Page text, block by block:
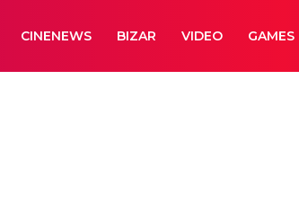
CINENEWS BIZAR VIDEO GAMES